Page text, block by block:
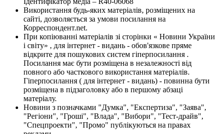
Використання будь-яких матеріалів, розміщених на
сайті, дозволяється за умови посилання на
Корреспондент.net.
При копіюванні матеріалів зі сторінки « Новини України
і світу» , для інтернет - видань - обов'язкове пряме
відкрите для пошукових систем гіперпосилання .
Посилання має бути розміщена в незалежності від
повного або часткового використання матеріалів.
Гіперпосилання ( для інтернет - видань) - повинна бути
розміщена в підзаголовку або в першому абзаці
матеріалу.
Новини з позначками "Думка", "Експертиза", "Заява",
"Регіони", "Гроші", "Влада", "Вибори", "Тест-драйв",
"Спецпроекти", "Промо" публікуються на правах